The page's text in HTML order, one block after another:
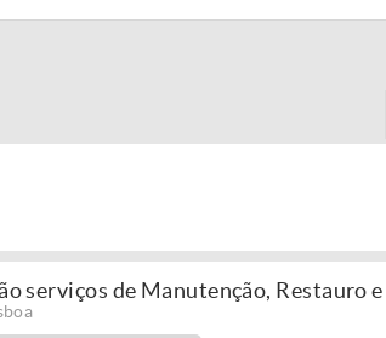
serviços de Manutenção, Restauro